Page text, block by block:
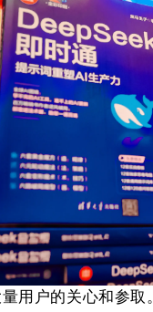
用户的关心和参取。